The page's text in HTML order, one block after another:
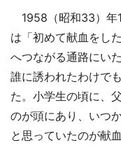
1958（昭和33）年
は「初めて献血をし
へつながる通路にい
誰に誘われたわけで
た。小学生の頃に、
のが頭にあり、いつ
と思っていたのが献